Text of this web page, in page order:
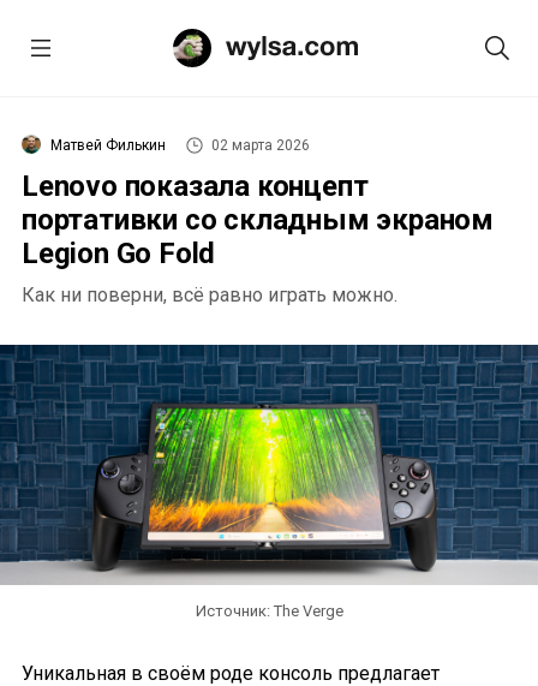
Матвей Филькин 02 марта 2026
Lenovo показала концепт
портативки со складным экраном
Legion Go Fold
Как ни поверни, всё равно играть можно.
Источник: The Verge
Уникальная в своём роде консоль предлагает